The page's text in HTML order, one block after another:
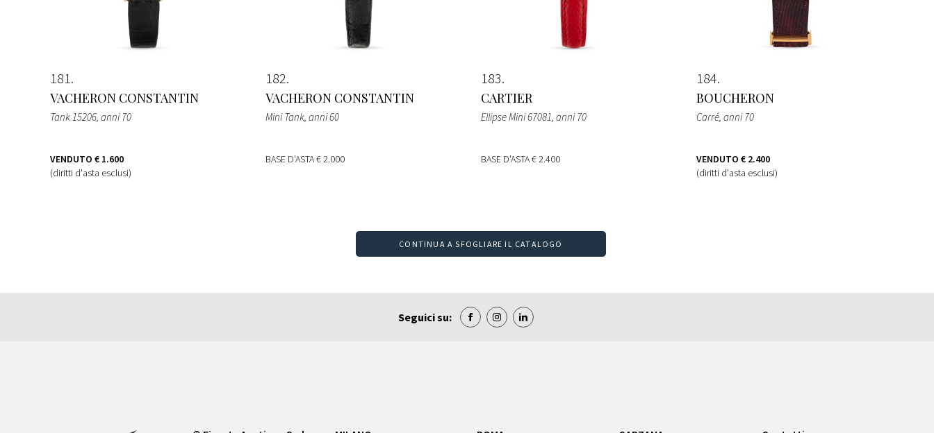
181
VACHERON CONSTANTIN
Tank 15206, anni 70
VENDUTO € 1.600
(diritti d'asta esclusi)
182
VACHERON CONSTANTIN
Mini Tank, anni 60
BASE D'ASTA€ 2.000
183
CARTIER
Ellipse Mini 67081, anni 70
BASE D'ASTA€ 2.400
184
BOUCHERON
Carré, anni 70
VENDUTO € 2.400
(diritti d'asta esclusi)
CONTINUA A SFOGLIARE IL CATALOGO
Seguici su: